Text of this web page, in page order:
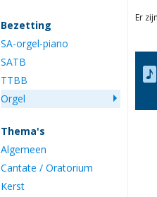
Bezetting
SA-orgel-piano
SATB
TTBB
Orgel
Thema's
Algemeen
Cantate / Oratorium
Kerst
Er